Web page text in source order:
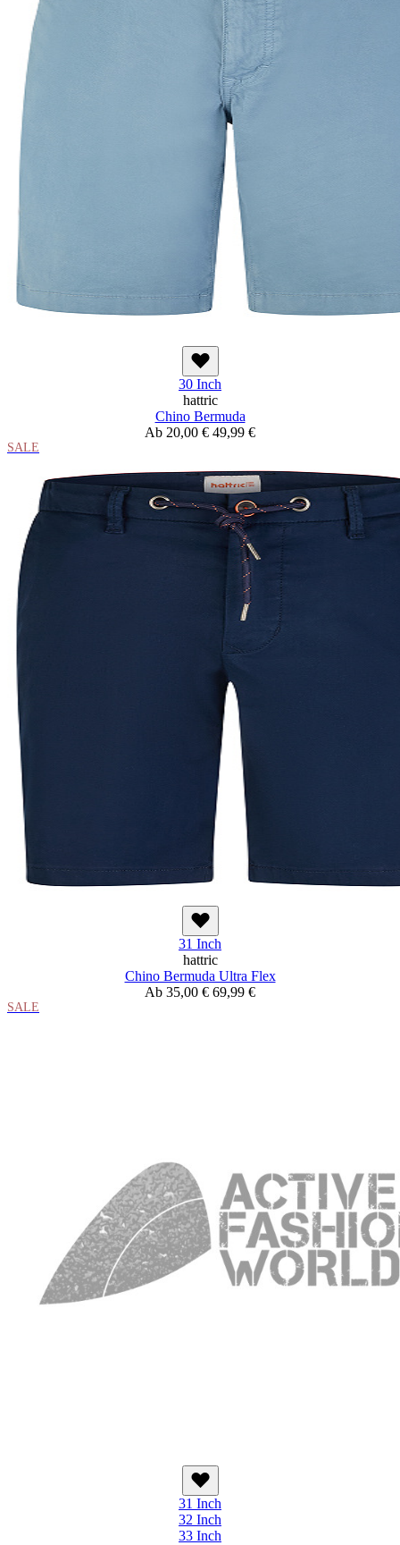
30 Inch
hattric
Chino Bermuda
Ab 20,00 € 49,99 €
SALE
31 Inch
hattric
Chino Bermuda Ultra Flex
Ab 35,00 € 69,99 €
SALE
31 Inch
32 Inch
33 Inch